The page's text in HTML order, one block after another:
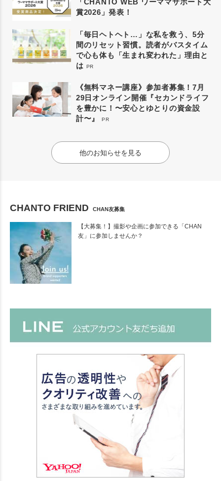
「CHANTO WEB ワーママサポート大
賞2026」発表！
「毎日ヘトヘト…」な私を救う、5分
間のリセット習慣。読者がバスタイム
で心も体も「生まれ変われた」理由と
は PR
《無料マネー講座》参加者募集！7月
29日オンライン開催『セカンドライフ
を豊かに！〜安心とゆとりの資金設
計〜』
PR
他のお知らせを見る
CHANTO FRIEND CHAN友募集
【大募集！】撮影や企画に参加できる「CHAN
友」に参加しませんか？